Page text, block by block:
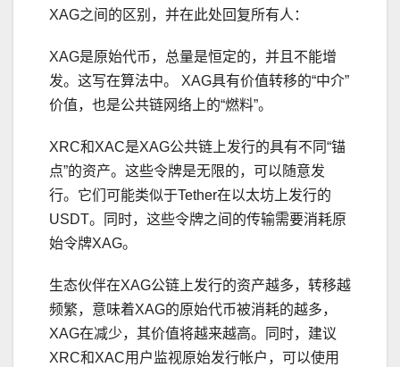
XAG之间的区别，并在此处回复所有人：
XAG是原始代币，总量是恒定的，并且不能增
发。这写在算法中。 XAG具有价值转移的“中介”
价值，也是公共链网络上的“燃料”。
XRC和XAC是XAG公共链上发行的具有不同“锚
点”的资产。这些令牌是无限的，可以随意发
行。它们可能类似于Tether在以太坊上发行的
USDT。同时，这些令牌之间的传输需要消耗原
始令牌XAG。
生态伙伴在XAG公链上发行的资产越多，转移越
频繁，意味着XAG的原始代币被消耗的越多，
XAG在减少，其价值将越来越高。同时，建议
XRC和XAC用户监视原始发行帐户，可以使用